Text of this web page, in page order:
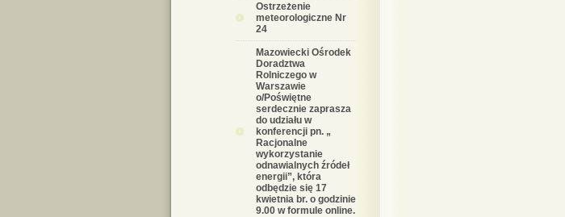
Ostrzeżenie
meteorologiczne Nr
24
Mazowiecki Ośrodek
Doradztwa
Rolniczego w
Warszawie
o/Poświętne
serdecznie zaprasza
do udziału w
konferencji pn. „
Racjonalne
wykorzystanie
odnawialnych źródeł
energii”, która
odbędzie się 17
kwietnia br. o godzinie
9.00 w formule online.